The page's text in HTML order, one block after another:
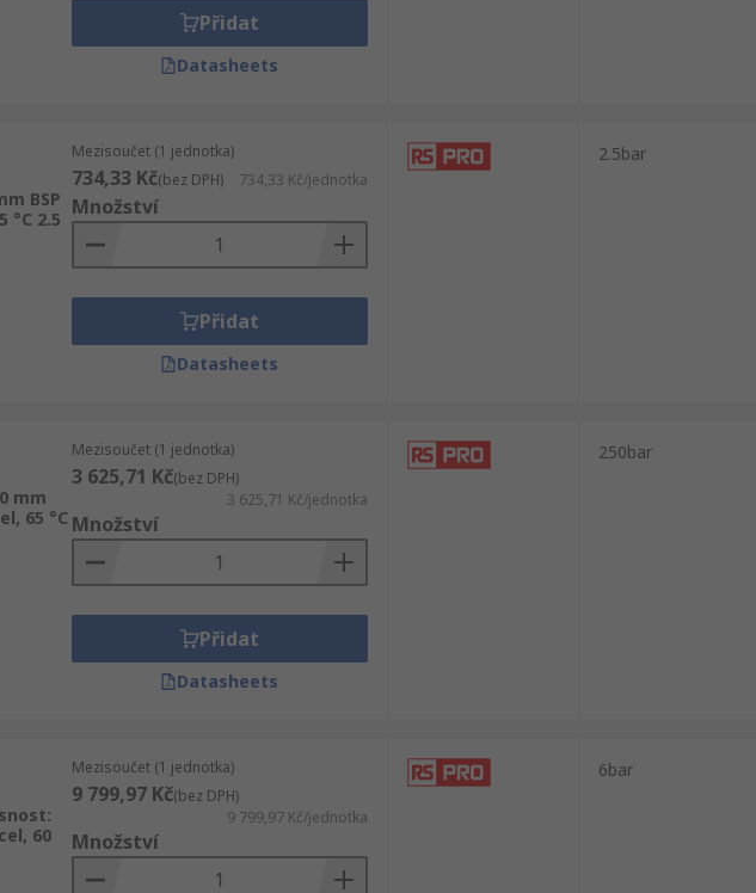
Přidat
Datasheets
BSP
°C 2.5
Mezisoučet (1 jednotka)
734,33 Kč(bez DPH) 734,33 Kč/jednotka
Množství
Přidat
Datasheets
2.5bar
mm
65 °C
Mezisoučet (1 jednotka)
3 625,71 Kč(bez DPH)
3 625,71 Kč/jednotka
Množství
Přidat
Datasheets
250bar
60
Mezisoučet (1 jednotka)
9 799,97 Kč(bez DPH)
9 799,97 Kč/jednotka
Množství
6bar